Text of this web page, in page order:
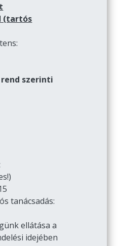
(tartós
szerinti
tanácsadás:
ellátása a
idejében